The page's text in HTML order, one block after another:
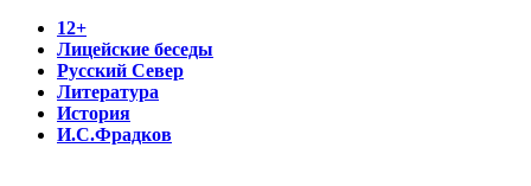
12+
Лицейские беседы
Русский Север
Литература
История
И.С.Фрадков